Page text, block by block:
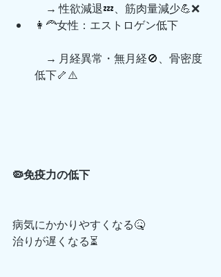
→ 性欲減退💤、筋肉量減少💪❌
👩‍🦰女性：エストロゲン低下
→ 月経異常・無月経🚫、骨密度
低下🦴⚠️
🦠免疫力の低下
病気にかかりやすくなる🤒
治りが遅くなる⏳